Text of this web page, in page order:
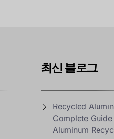
최신 블로그
Recycled
Complete
Aluminum